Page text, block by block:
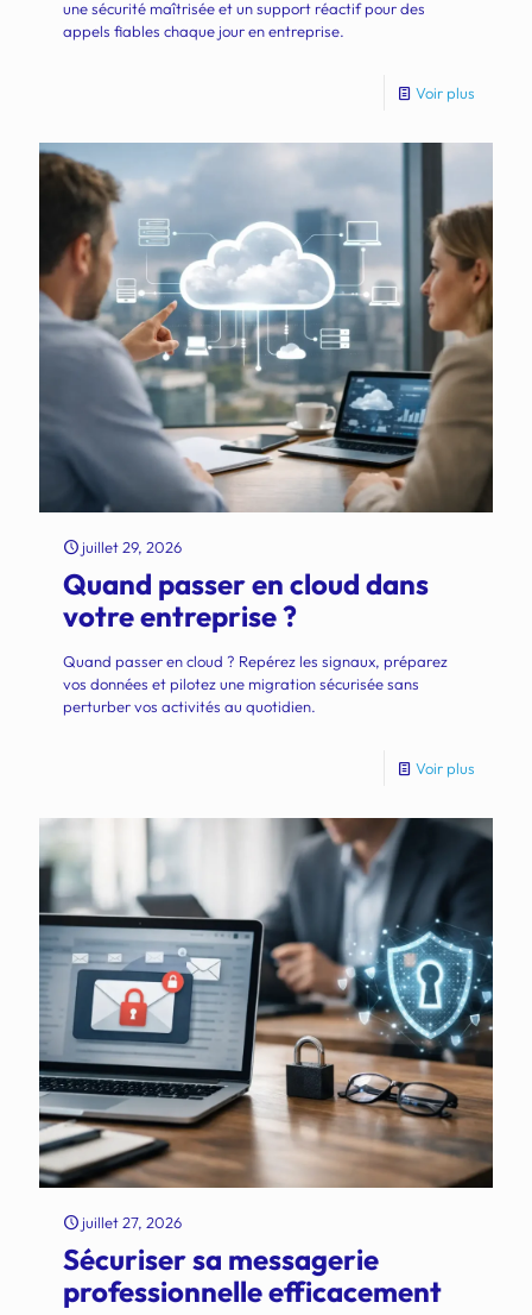
une sécurité maîtrisée et un support réactif pour des
appels fiables chaque jour en entreprise.
Voir plus
juillet 29, 2026
Quand passer en cloud dans
votre entreprise ?
Quand passer en cloud ? Repérez les signaux, préparez
vos données et pilotez une migration sécurisée sans
perturber vos activités au quotidien.
Voir plus
juillet 27, 2026
Sécuriser sa messagerie
professionnelle efficacement